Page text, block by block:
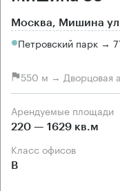
Москва, Мишина
Петровский парк →
550 м → Дворцовая
Арендуемые площади
220 — 1629 кв.м
Класс офисов
B